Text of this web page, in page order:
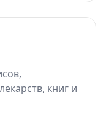
книг и